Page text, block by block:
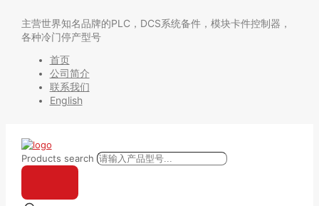
主营世界知名品牌的PLC，DCS系统备件，模块卡件控制器，
各种冷门停产型号
首页
公司简介
联系我们
English
Products search